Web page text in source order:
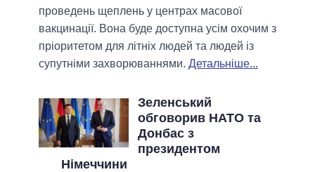
проведень щеплень у центрах масової
вакцинації. Вона буде доступна усім охочим з
пріоритетом для літніх людей та людей із
супутніми захворюваннями. Детальніше...
Зеленський
обговорив НАТО та
Донбас з
президентом
Німеччини